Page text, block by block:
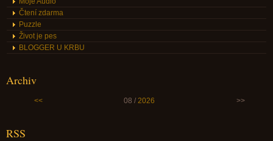
Čtení zdarma
Puzzle
Život je pes
BLOGGER U KRBU
Archiv
<< 08 / 2026 >>
RSS